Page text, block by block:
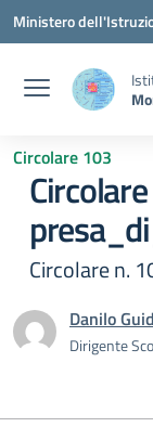
Vai ai contenuti
Vai al menu di
Vai al footer
Ministero
Circolare 103
Circolare n.
Danilo
Dirigente